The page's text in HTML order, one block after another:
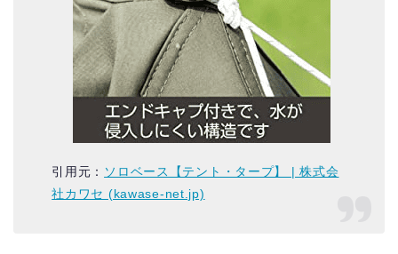
引用元： ソロベース【テント・タープ】 | 株式会
社カワセ (kawase-net.jp)